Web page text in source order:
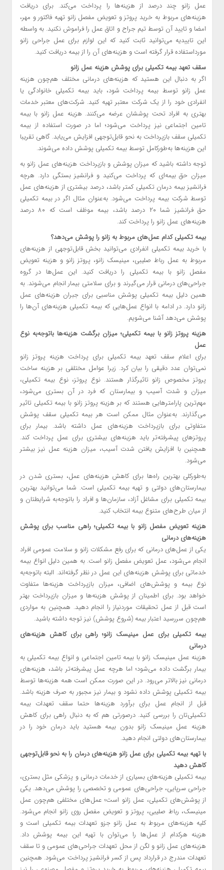
عمل زانو چند درصد از هزینه‌ها را پرداخت می‌کند. برای دریافت
هزینه‌های مربوط به خرید پروتز و تعویض مفصل زانو تهیه فاکتور و مهر،
امضا و تایید آن توسط تیم جراح و اتاق عمل را فراموش نکنید. به واسطه
این تاییدیه می‌توانید ثابت کنید که این لوازم برای عمل جراحی زانو
مورداستفاده قرار گرفته است و هزینه‌های آن را از بیمه دریافت کنید.
سقف تعهد بیمه تکمیلی برای پوشش هزینه عمل زانو
اگر به‌ دنبال این هستید که هزینه‌های درمانی مختلف هم‌چون هزینه
عمل زانو توسط بیمه پرداخت شود، باید بیمه تکمیلی خانوادگی یا
انفرادی خود را از یک شرکت معتبر تهیه کنید. شرکت‌های معتبر خدمات
بهتری به افراد تحت پوششان عرضه می‌کنند. هزینه عمل زانو با بیمه
تامین اجتماعی نیز پرداخت می‌شود؛ اما در صورت استفاده از بیمه
تکمیلی سقف بازپرداخت به نحو قابل‌توجهی افزایش می‌یابد. گاهی تقریبا
این هزینه‌ها به‌طورکامل توسط بیمه تکمیلی پوشش داده می‌شوند.
توجه داشته باشید که میزان پوشش و بازپرداخت هزینه‌های عمل زانو به
میزان حق بیمه‌ای که پرداخت می‌کنید و فرانشیز بستگی دارد. هرچه
فرانشیز بیمه درمان تکمیلی کمتر باشد، درصد بیشتری از هزینه‌های عمل
توسط شرکت بیمه پرداخت می‌شود. به‌عنوان مثال اگر در بیمه تکمیلی
حق فرانشیز شما ۲۰ درصد باشد، بیمه موظف است که ۸۰ درصد
هزینه‌های عمل زانو را پرداخت کند.
بیمه تکمیلی کدام عمل‌های مربوط به زانو را پوشش می‌دهد؟
با خرید بیمه تکمیلی انفرادی می‌توانید بخش قابل‌توجهی از هزینه‌های
مربوط به عمل رباط صلیبی، مینیسک زانو،‌ پروتز زانو و هزینه تعویض
مفصل زانو با بیمه تکمیلی را دریافت کنید. این عمل‌ها در گروه
جراحی‌های درمانی قرار می‌گیرند و برای سلامتی بیمار انجام می‌شوند. به
همین دلیل بیمه تکمیلی پوشش مناسبی برای جبران هزینه‌های عمل
زانو دارد. در ادامه با انواع عمل‌هایی که بیمه تکمیلی هزینه‌های آن‌ها را
پوشش می‌دهد آشنا می‌شویم.
هزینه پروتز زانو با بیمه تکمیلی؛ میزان برگشت هزینه‌ها با‌توجه‌به نوع
عمل
برای اعلام سقف تعهد بیمه تکمیلی برای پرداخت هزینه پروتز زانو
نمی‌توان عدد دقیقی را بیان کرد. زیرا عوامل مختلفی بر هزینه ساخت
پروتز مخصوص زانو تاثیرگذار هستند. نوع پروتز، نوع بیمه تکمیلی،
میزان و شدت آسیب و بیمارستان که فرد در آن بستری می‌شود،
مهم‌ترین پارامترهایی هستند که بر هزینه پروتز زانو با بیمه تکمیلی تاثیر
می‌گذارند. به‌عنوان مثال ممکن است هر بیمه تکمیلی سقف پوشش
متفاوتی برای بازپرداخت هزینه‌های عمل داشته باشد. بیمار برای
پروتزهای پیشرفته‌تر باید هزینه‌های بیشتری برای عمل پرداخت کند.
همچنین با افزایش یافتن شدت آسیب، میزان هزینه عمل نیز بیشتر
می‌شود.
به‌طورکلی بهترین راه‌ها برای کاهش هزینه‌های عمل، بستری شدن در
بیمارستان‌های دولتی و تهیه بیمه تکمیلی است. شما می‌توانید بهترین
بیمه تکمیلی برای مشاغل آزاد، سازمان‌ها و افراد را با‌توجه‌به شرایطتان و
از میان طرح‌های متنوع بیمه انتخاب کنید.
هزینه تعویض مفصل زانو با بیمه تکمیلی؛‌ راهی مناسب برای پوشش
هزینه‌های درمانی
یکی از عمل‌های درمانی که برای رفع مشکلات زانو و سلامت عمومی افراد
انجام می‌شود، عمل تعویض مفصل زانو است. به همین دلیل انواع بیمه
خدماتی برای پوشش هزینه‌های این عمل در نظر گرفته‌اند. البته با‌توجه‌به
نوع بیمه و پوشش‌های اضافی، میزان بازپرداخت هزینه‌ها متفاوت
خواهد بود. برای اطمینان از پوشش هزینه‌ها و میزان بازپرداخت بهتر
است قبل از عمل تحقیقات مورد‌نیاز را انجام دهید. همچنین به مواردی
هم‌چون سررسید اعتبار بیمه (شروع پوشش) نیز توجه داشته باشید.
بیمه تکمیلی برای عمل مینیسک زانو؛ راهی برای کاهش هزینه‌های
درمانی
هزینه عمل مینیسک زانو با بیمه تامین اجتماعی و انواع بیمه تکمیلی به
بیمار برگشت داده می‌شود؛ اما هرچه عمل پیشرفته‌تر باشد، هزینه‌های
درمانی نیز بالاتر می‌رود. در این صورت ممکن است همه هزینه‌ها توسط
بیمه تکمیلی پوشش داده نشود و بیمار نیز مجبور به صرف هزینه باشد.
قبل از انجام عمل برای برآورد هزینه‌ها حتما سقف تعهدات بیمه
تکمیلی‌تان را بررسی کنید. در‌صورتی‌ هم که به دنبال راهی برای کاهش
هزینه عمل مینیسک زانو بدون بیمه هستید باید درمان خود را در
بیمارستان‌های دولتی انجام دهید.
با تهیه بیمه تکمیلی برای عمل زانو هزینه‌های درمان را به نحو قابل‌توجهی
کاهش دهید
بیمه تکمیلی هزینه‌های بسیاری از خدمات درمانی و پزشکی مثل بستری،
جراحی سرپایی، جراحی‌های عمومی و تخصصی را پوشش می‌دهد. یکی
از پوشش‌های تکمیلی، عمل زانو است؛ عمل‌های مختلفی هم‌چون عمل
مینیسک، رباط صلیبی، پروتز و تعویض مفصل روی زانو انجام می‌شود.
کلیه هزینه‌های مربوط به عمل زانو جزو تعهدات بیمه تکمیلی است و
هزینه هر‌کدام از عمل‌ها را می‌توان با تهیه این بیمه پوشش داد.
هزینه‌های عمل زانو و لگن از محل تعهدات جراحی‌های عمومی و تا سقف
تعهدات مندرج در قرارداد پس از کسر فرانشیز پرداخت می‌شود. همچنین